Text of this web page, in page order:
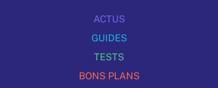
ACTUS
GUIDES
TESTS
BONS PLANS